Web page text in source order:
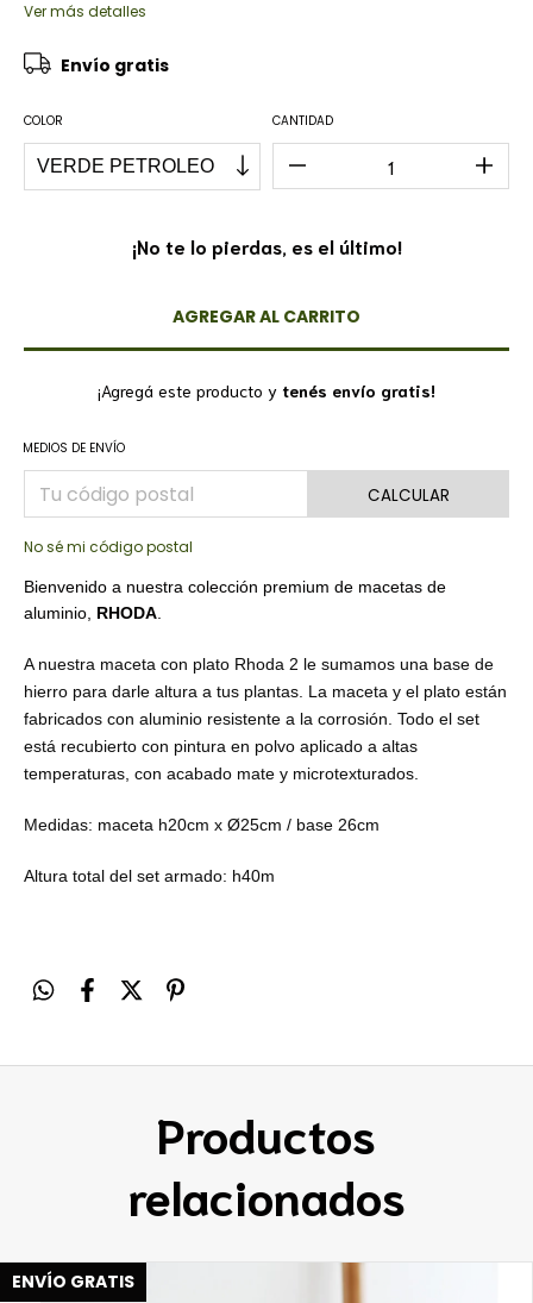
Ver más detalles
Envío gratis
COLOR CANTIDAD
¡No te lo pierdas, es el último!
¡Agregá este producto y tenés envío gratis!
MEDIOS DE ENVÍO
CALCULAR
No sé mi código postal
Bienvenido a nuestra colección premium de macetas de
aluminio, RHODA.
A nuestra maceta con plato Rhoda 2 le sumamos una base de
hierro para darle altura a tus plantas. La maceta y el plato están
fabricados con aluminio resistente a la corrosión. Todo el set
está recubierto con pintura en polvo aplicado a altas
temperaturas, con acabado mate y microtexturados.
Medidas: maceta h20cm x Ø25cm / base 26cm
Altura total del set armado: h40m
Productos
relacionados
ENVÍO GRATIS